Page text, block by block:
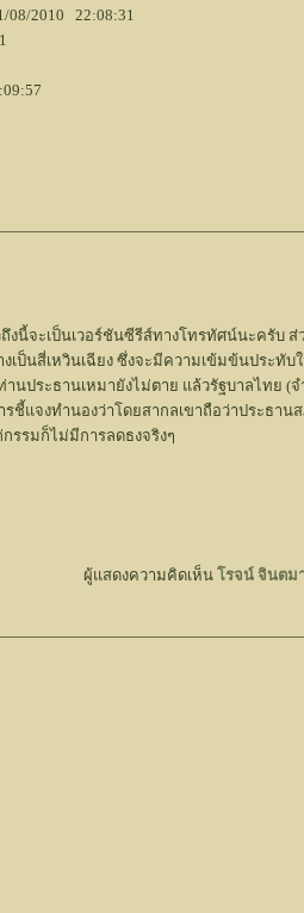
08/2010 22:08:31
ถึงนี้จะเป็นเวอร์ชันซีรีส์ทางโทรทัศน์นะครับ
งเป็นสี่เหวินเฉียง ซึ่งจะมีความเข้มข้นปร
ประธานเหมายังไม่ตาย แล้วรัฐบาลไทย (
ชี้แจงทำนองว่าโดยสากลเขาถือว่าประธา
รรมก็ไม่มีการลดธงจริงๆ
ผู้แสดงความคิดเห็น โรจน์ จินตมา